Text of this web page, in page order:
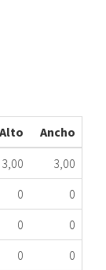
Alto
Ancho
3,00
3,00
0
0
0
0
0 0